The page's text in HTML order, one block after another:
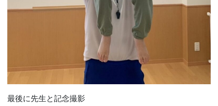
最後に先生と記念撮影